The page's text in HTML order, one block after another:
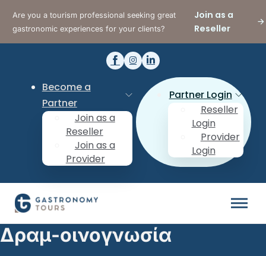
Are you a tourism professional seeking great
gastronomic experiences for your clients?
Join as a
Reseller
Become a
Partner
Join as a
Reseller
Join as a
Provider
Partner Login
Reseller
Login
Provider
Login
Δραμ-οινογνωσία